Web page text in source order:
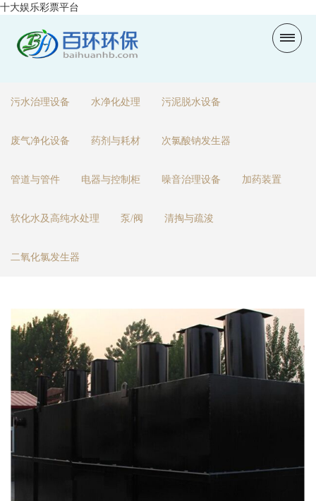
十大娱乐彩票平台
污水治理设备 水净化处理 污泥脱水设备
废气净化设备 药剂与耗材 次氯酸钠发生器
管道与管件 电器与控制柜 噪音治理设备 加药装置
软化水及高纯水处理 泵/阀 清掏与疏浚
二氧化氯发生器